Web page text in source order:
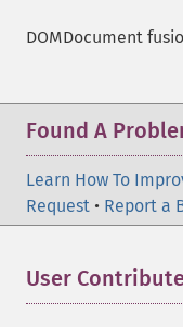
DOMDocument
Found A
Learn How To
Request • Report a
User